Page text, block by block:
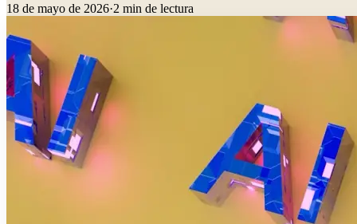
18 de mayo de 2026·2 min de lectura